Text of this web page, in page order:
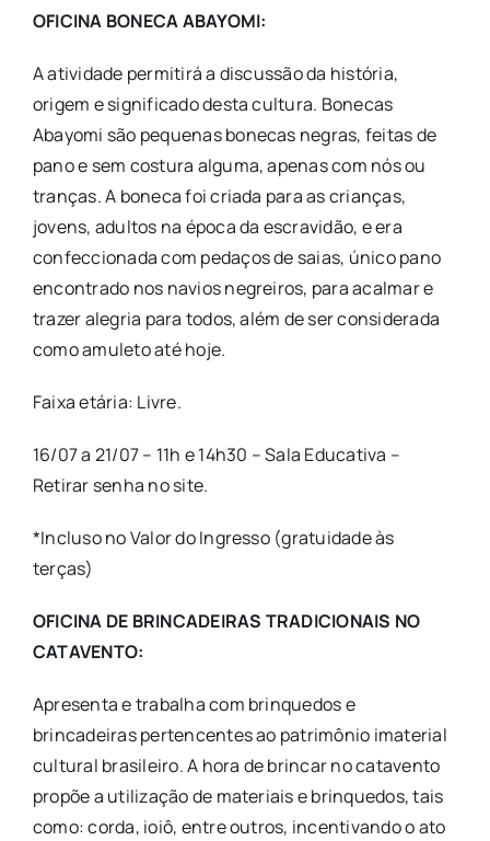
OFICINA BONECA ABAYOMI:
A atividade permitirá a discussão da história,
origem e significado desta cultura. Bonecas
Abayomi são pequenas bonecas negras, feitas de
pano e sem costura alguma, apenas com nós ou
tranças. A boneca foi criada para as crianças,
jovens, adultos na época da escravidão, e era
confeccionada com pedaços de saias, único pano
encontrado nos navios negreiros, para acalmar e
trazer alegria para todos, além de ser considerada
como amuleto até hoje.
Faixa etária: Livre.
16/07 a 21/07 – 11h e 14h30 – Sala Educativa –
Retirar senha no site.
*Incluso no Valor do Ingresso (gratuidade às
terças)
OFICINA DE BRINCADEIRAS TRADICIONAIS NO
CATAVENTO:
Apresenta e trabalha com brinquedos e
brincadeiras pertencentes ao patrimônio imaterial
cultural brasileiro. A hora de brincar no catavento
propõe a utilização de materiais e brinquedos, tais
como: corda, ioiô, entre outros, incentivando o ato